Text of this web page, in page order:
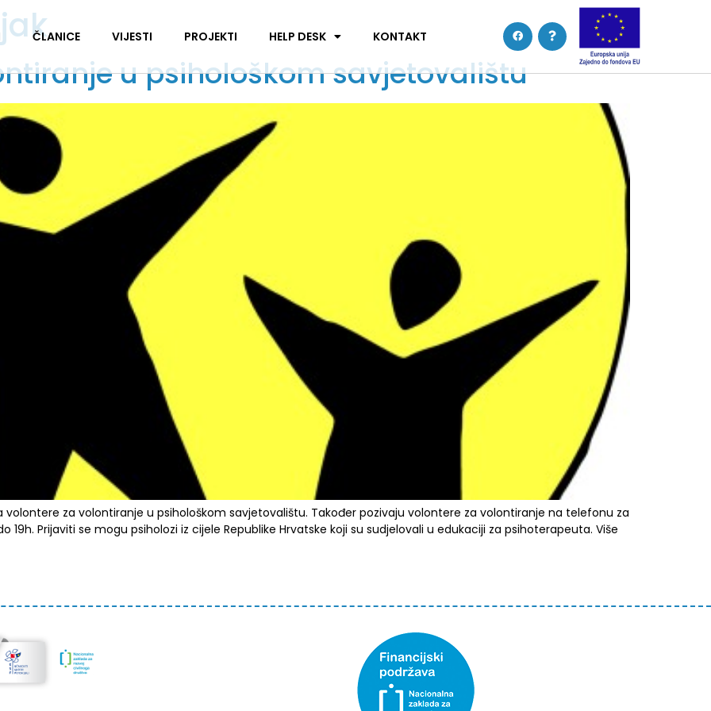
ČLANICE VIJESTI PROJEKTI HELP DESK KONTAKT
u psihološkom savjetovalištu
volontere za volontiranje u psihološkom savjetovalištu. Također pozivaju volontere za volontiranje na telefonu za
19h. Prijaviti se mogu psiholozi iz cijele Republike Hrvatske koji su sudjelovali u edukaciji za psihoterapeuta. Više